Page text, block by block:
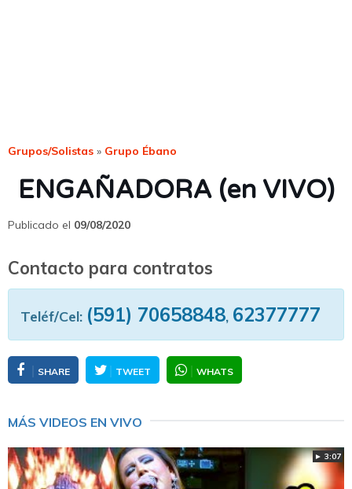
Grupos/Solistas » Grupo Ébano
ENGAÑADORA (en VIVO)
Publicado el 09/08/2020
Contacto para contratos
Teléf/Cel: (591) 70658848, 62377777
SHARE TWEET WHATS
MÁS VIDEOS EN VIVO
► 3:07